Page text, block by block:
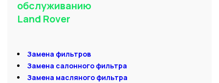
обслуживанию
Land Rover
Замена фильтров
Замена салонного фильтра
Замена масляного фильтра